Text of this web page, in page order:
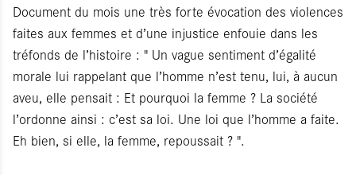
Document du mois une très forte évocation des violences
faites aux femmes et d’une injustice enfouie dans les
tréfonds de l’histoire : " Un vague sentiment d’égalité
morale lui rappelant que l’homme n’est tenu, lui, à aucun
aveu, elle pensait : Et pourquoi la femme ? La société
l’ordonne ainsi : c’est sa loi. Une loi que l’homme a faite.
Eh bien, si elle, la femme, repoussait ? ".